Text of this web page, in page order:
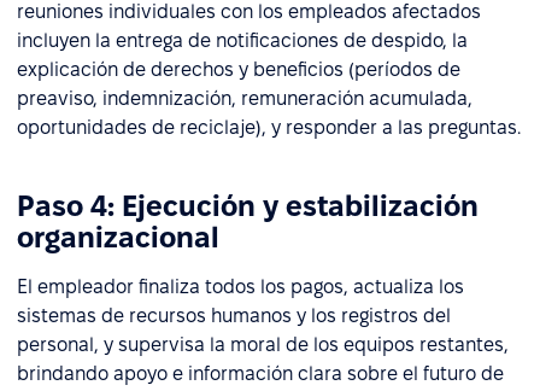
reuniones individuales con los empleados afectados
incluyen la entrega de notificaciones de despido, la
explicación de derechos y beneficios (períodos de
preaviso, indemnización, remuneración acumulada,
oportunidades de reciclaje), y responder a las preguntas.
Paso 4: Ejecución y estabilización
organizacional
El empleador finaliza todos los pagos, actualiza los
sistemas de recursos humanos y los registros del
personal, y supervisa la moral de los equipos restantes,
brindando apoyo e información clara sobre el futuro de